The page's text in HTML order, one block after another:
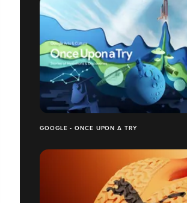
GOOGLE - ONCE UPON A TRY